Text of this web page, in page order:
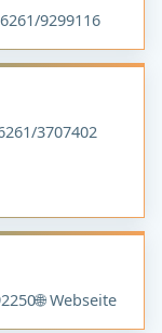
9299116
3707402
🌐 Webseite